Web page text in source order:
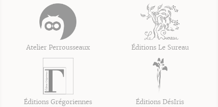
Atelier Perrousseaux Éditions Le Sureau
Éditions Grégoriennes Éditions DésIris